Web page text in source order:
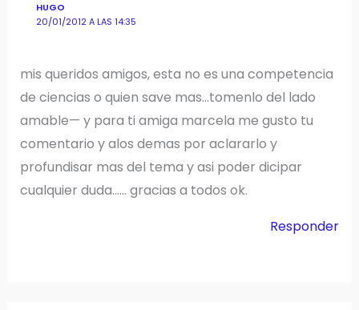
HUGO
20/01/2012 A LAS 14:35
mis queridos amigos, esta no es una competencia
de ciencias o quien save mas…tomenlo del lado
amable— y para ti amiga marcela me gusto tu
comentario y alos demas por aclararlo y
profundisar mas del tema y asi poder dicipar
cualquier duda…… gracias a todos ok.
Responder